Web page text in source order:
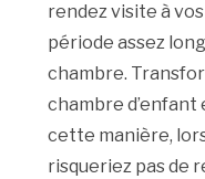
rendez visite à
période assez
chambre.
chambre d’enfant
cette manière,
risqueriez pas de